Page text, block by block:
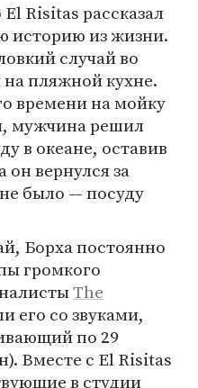
Risitas рассказал
историю из жизни.
случай во
пляжной кухне.
времени на мойку
мужчина решил
в океане, оставив
он вернулся за
было — посуду
Борха постоянно
громкого
The
его со звуками,
по 29
Вместе с El Risitas
в студии